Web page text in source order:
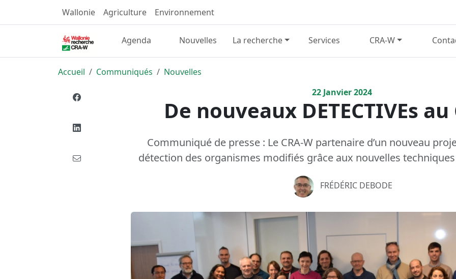
Wallonie Agriculture Environnement
Agenda Nouvelles La recherche Services CRA-W
Accueil Communiqués
Nouvelles
22 Janvier2024
De nouveaux DETECTIVEs au
Communiqué de presse : Le CRA-W partenaire d’un nouveau
détection des organismes modifiés grâce aux nouvelles
FRÉDÉRIC DEBODE